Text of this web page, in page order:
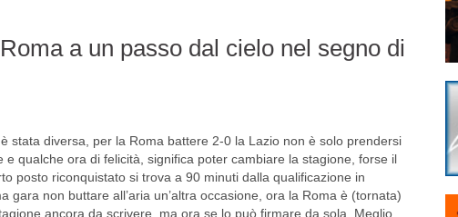
a un passo dal cielo nel segno di
stata diversa, per la Roma battere 2-0 la Lazio non è solo prendersi
qualche ora di felicità, significa poter cambiare la stagione, forse il
posto riconquistato si trova a 90 minuti dalla qualificazione in
gara non buttare all’aria un’altra occasione, ora la Roma è (tornata)
ancora da scrivere, ma ora se lo può firmare da sola. Meglio